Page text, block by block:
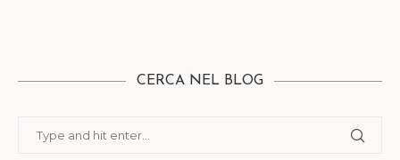
CERCA NEL BLOG